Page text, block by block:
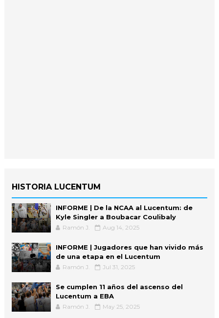
HISTORIA LUCENTUM
INFORME | De la NCAA al Lucentum: de
Kyle Singler a Boubacar Coulibaly
Ramón J. Aug 14, 2025
INFORME | Jugadores que han vivido más
de una etapa en el Lucentum
Ramón J. Jul 31, 2025
Se cumplen 11 años del ascenso del
Lucentum a EBA
Ramón J. May 25, 2025